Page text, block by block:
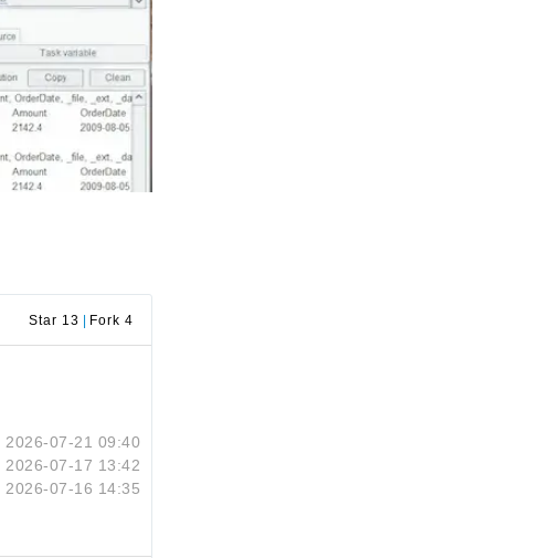
Star 13 Fork 4
2026-07-21 09:40
2026-07-17 13:42
2026-07-16 14:35